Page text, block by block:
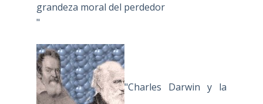
grandeza moral del perdedor
"
"Charles Darwin y la